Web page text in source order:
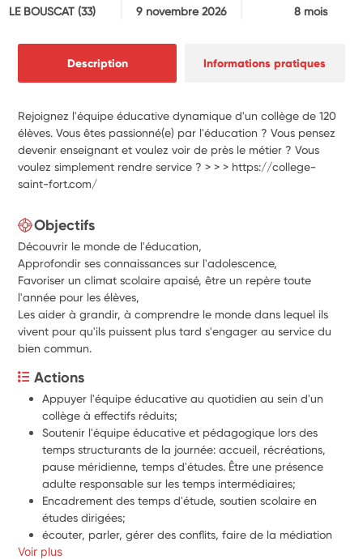
LE BOUSCAT(33) 9 novembre 2026 8 mois
Description Informations pratiques
Rejoignez l'équipe éducative dynamique d'un collège de 120
élèves. Vous êtes passionné(e) par l'éducation ? Vous pensez
devenir enseignant et voulez voir de près le métier ? Vous
voulez simplement rendre service ? > > > https://college-
saint-fort.com/
Objectifs
Découvrir le monde de l'éducation,
Approfondir ses connaissances sur l'adolescence,
Favoriser un climat scolaire apaisé, être un repère toute
l'année pour les élèves,
Les aider à grandir, à comprendre le monde dans lequel ils
vivent pour qu'ils puissent plus tard s'engager au service du
bien commun.
Actions
Appuyer l'équipe éducative au quotidien au sein d'un
collège à effectifs réduits;
Soutenir l'équipe éducative et pédagogique lors des
temps structurants de la journée: accueil, récréations,
pause méridienne, temps d'études. Être une présence
adulte responsable sur les temps intermédiaires;
Encadrement des temps d'étude, soutien scolaire en
écouter, parler, gérer des conflits, faire de la médiation
entre élèves;
Voir plus